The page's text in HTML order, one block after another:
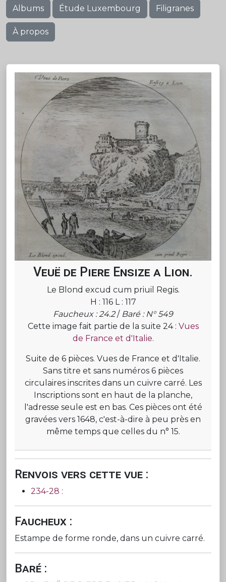
Albums Étude Luxembourg Filigranes
À propos
Veuë de Piere Ensize a Lion.
Le Blond excud cum priuil Regis.
H : 116 L : 117
Faucheux : 24.2/ Baré : N° 549
Cette image fait partie de la suite 24 : Vues
de France et d'Italie.
Suite de 6 pièces. Vues de France et d'Italie.
Sans titre et sans numéros 6 pièces
circulaires inscrites dans un cuivre carré. Les
Inscriptions sont en haut de la planche,
l'adresse seule est en bas. Ces pièces ont été
gravées vers 1648, c'est-à-dire à peu près en
même temps que celles du n° 15.
Renvois vers cette vue :
234-28 :
Faucheux :
Estampe de forme ronde, dans un cuivre carré.
Baré :